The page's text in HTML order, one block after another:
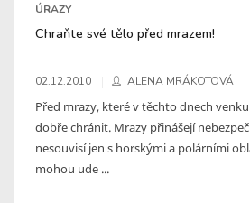
ÚRAZY
Chraňte své tělo před mrazem!
02.12.2010 ALENA MRÁKOTOVÁ
Před mrazy, které v těchto dnech
dobře chránit. Mrazy přinášejí
nesouvisí jen s horskými a polárními
mohou ude ...